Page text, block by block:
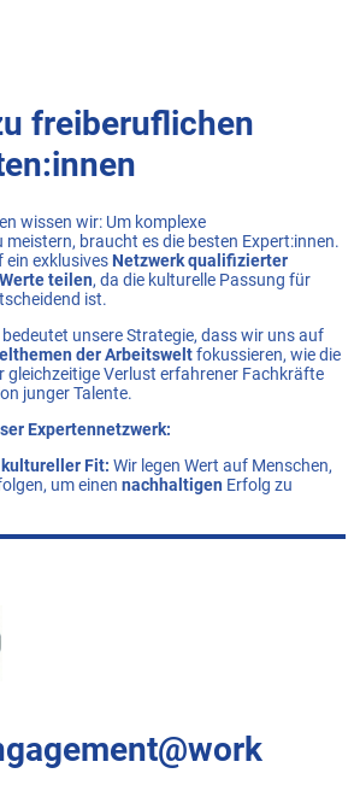
freiberuflichen
wissen wir: Um komplexe
braucht es die besten Expert:innen.
ein exklusives Netzwerk qualifizierter
Werte teilen, da die kulturelle Passung für
ist.
unsere Strategie, dass wir uns auf
der Arbeitsweltfokussieren, wie die
gleichzeitige Verlust erfahrener Fachkräfte
junger Talente.
Expertennetzwerk:
Fit: Wir legen Wert auf Menschen,
um einen nachhaltigen Erfolg zu